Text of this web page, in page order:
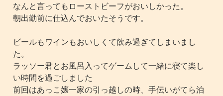
なんと言ってもローストビーフがおいしかった。
朝出勤前に仕込んでおいたそうです。
ビールもワインもおいしくて飲み過ぎてしまいまし
た。
ラッソー君とお風呂入ってゲームして一緒に寝て楽し
い時間を過ごしました
前回はあっこ嬢一家の引っ越しの時、手伝いがてら泊